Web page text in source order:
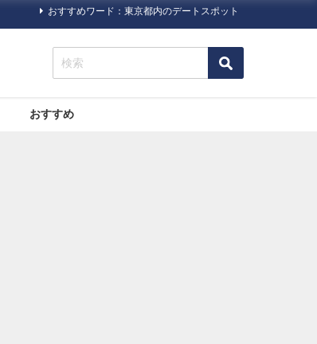
おすすめワード：東京都内のデートスポット
おすすめ